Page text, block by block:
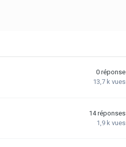
0 réponse
13,7 k vues
14 réponses
1,9 k vues